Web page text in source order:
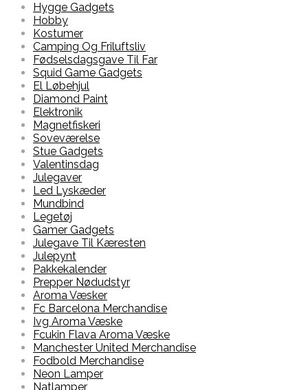
Hygge Gadgets
Hobby
Kostumer
Camping Og Friluftsliv
Fødselsdagsgave Til Far
Squid Game Gadgets
El Løbehjul
Diamond Paint
Elektronik
Magnetfiskeri
Soveværelse
Stue Gadgets
Valentinsdag
Julegaver
Led Lyskæder
Mundbind
Legetøj
Gamer Gadgets
Julegave Til Kæresten
Julepynt
Pakkekalender
Prepper Nødudstyr
Aroma Væsker
Fc Barcelona Merchandise
Ivg Aroma Væske
Fcukin Flava Aroma Væske
Manchester United Merchandise
Fodbold Merchandise
Neon Lamper
Natlamper